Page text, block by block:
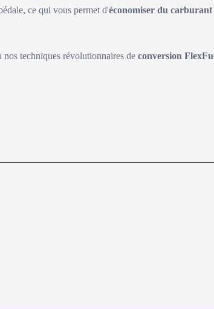
ce qui vous permet d'économiser du carburant
techniques révolutionnaires de conversion